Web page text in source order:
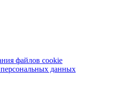
файлов cookie
данных